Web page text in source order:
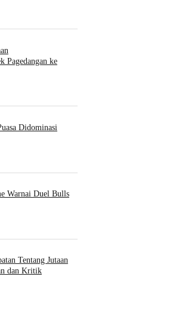
Pagedangan ke
Didominasi
Warnai Duel Bulls
Tentang Jutaan
dan Kritik